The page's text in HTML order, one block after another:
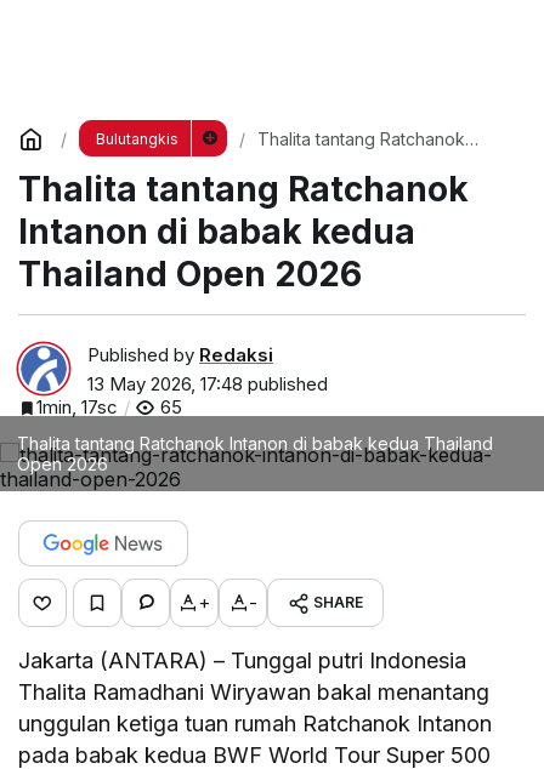
Bulutangkis
Thalita tantang Ratchanok
Thailand Open 2026
Thalita tantang Ratchanok
Intanon di babak kedua
Thailand Open 2026
Published by Redaksi
13 May 2026, 17:48 published
1min, 17sc
65
Thalita tantang Ratchanok Intanon di babak kedua Thailand
Open 2026
+ - SHARE
Jakarta (ANTARA) – Tunggal putri Indonesia
Thalita Ramadhani Wiryawan bakal menantang
unggulan ketiga tuan rumah Ratchanok Intanon
pada babak kedua BWF World Tour Super 500